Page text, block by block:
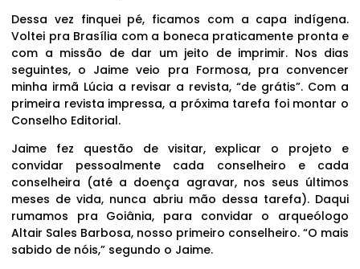
Dessa vez finquei pé, ficamos com a capa indígena.
Voltei pra Brasília com a boneca praticamente pronta e
com a missão de dar um jeito de imprimir. Nos dias
seguintes, o Jaime veio pra Formosa, pra convencer
minha irmã Lúcia a revisar a revista, “de grátis”. Com a
primeira revista impressa, a próxima tarefa foi montar o
Conselho Editorial.
Jaime fez questão de visitar, explicar o projeto e
convidar pessoalmente cada conselheiro e cada
conselheira (até a doença agravar, nos seus últimos
meses de vida, nunca abriu mão dessa tarefa). Daqui
rumamos pra Goiânia, para convidar o arqueólogo
Altair Sales Barbosa, nosso primeiro conselheiro. “O mais
sabido de nóis,” segundo o Jaime.